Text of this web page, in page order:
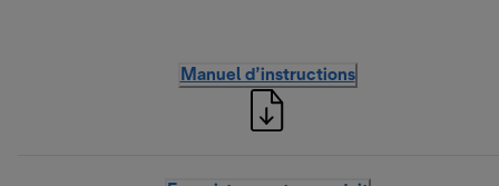
Manuel d’instructions